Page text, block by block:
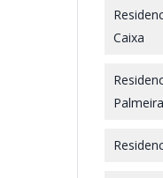
Caixa